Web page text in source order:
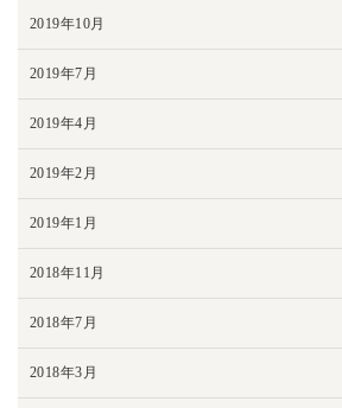
2019年10月
2019年7月
2019年4月
2019年2月
2019年1月
2018年11月
2018年7月
2018年3月